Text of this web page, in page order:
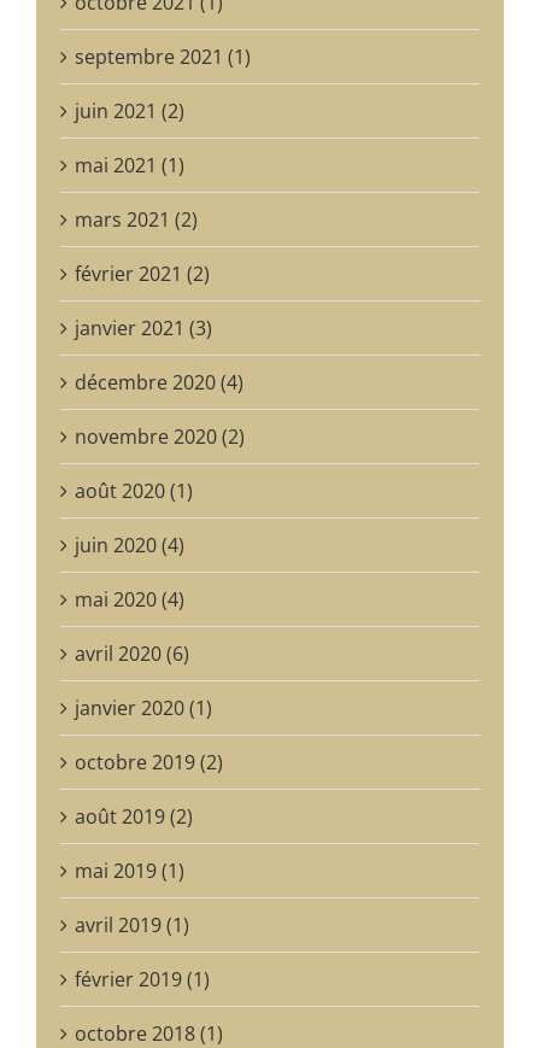
septembre 2021 (1)
juin 2021 (2)
mai 2021 (1)
mars 2021 (2)
février 2021 (2)
janvier 2021 (3)
décembre 2020 (4)
novembre 2020 (2)
août 2020 (1)
juin 2020 (4)
mai 2020 (4)
avril 2020 (6)
janvier 2020 (1)
octobre 2019 (2)
août 2019 (2)
mai 2019 (1)
avril 2019 (1)
février 2019 (1)
octobre 2018 (1)